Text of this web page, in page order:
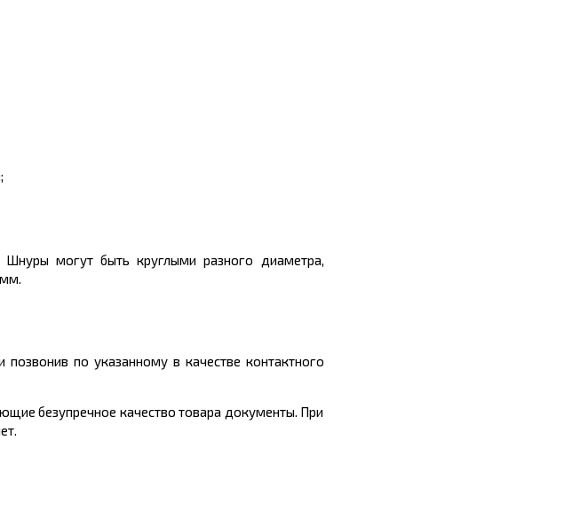
Шнуры могут быть круглыми разного диаметра,
по указанному в качестве контактного
безупречное качество товара документы. При